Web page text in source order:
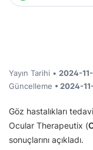
Yayın Tarihi • 2024-
Güncelleme • 2024-
Göz hastalıkları
Ocular Therapeutix (
sonuçlarını açıkladı.